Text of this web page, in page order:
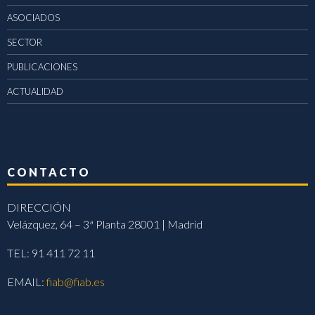
ASOCIADOS
SECTOR
PUBLICACIONES
ACTUALIDAD
CONTACTO
DIRECCIÓN
Velázquez, 64 – 3ª Planta 28001 | Madrid
TEL: 91 411 72 11
EMAIL:fiab@fiab.es